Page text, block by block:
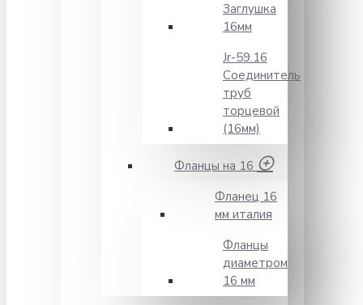
Заглушка
16мм
Jr-59.16
Соединитель
труб
торцевой
(16мм)
Фланцы на 16
Фланец 16
мм италия
Фланцы
диаметром
16 мм